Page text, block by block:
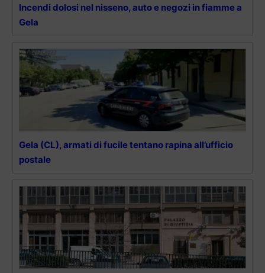
Incendi dolosi nel nisseno, auto e negozi in fiamme a
Gela
Gela (CL), armati di fucile tentano rapina all’ufficio
postale